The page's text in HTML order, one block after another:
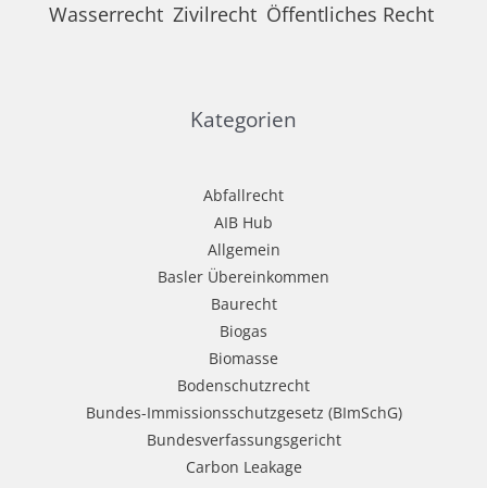
Wasserrecht Zivilrecht Öffentliches Recht
Kategorien
Abfallrecht
AIB Hub
Allgemein
Basler Übereinkommen
Baurecht
Biogas
Biomasse
Bodenschutzrecht
Bundes-Immissionsschutzgesetz (BImSchG)
Bundesverfassungsgericht
Carbon Leakage